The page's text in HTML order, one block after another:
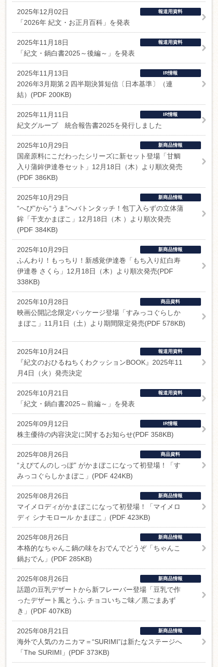
2025年12月02日 報道用資料
「2026年 紀文・お正月百科」を発表
2025年11月18日 報道用資料
「紀文・鍋白書2025～後編～」を発表
2025年11月13日 IR情報
2026年3月期第２四半期決算短信〔日本基準〕（連
結）(PDF 200KB)
2025年11月11日 IR情報
紀文グループ 統合報告書2025を発行しました
2025年10月29日 新商品情報
国産原料にこだわったシリーズに新セット登場「甘鯛
入り蒲鉾伊達巻セット」12月18日（木）より順次発売
(PDF 386KB)
2025年10月29日 新商品情報
“へび”から“うま”へバトンタッチ！包丁入らずの立体蒲
鉾「干支かまぼこ」12月18日（木 ）より順次発売
(PDF 384KB)
2025年10月29日 新商品情報
ふんわり！もっちり！新感覚伊達巻「もち入り紅白寿
伊達巻 さくら」12月18日（木）より順次発売(PDF
338KB)
2025年10月28日 商品資料
映画公開記念限定パッケージ登場「すみっコぐらしか
まぼこ」11月1日（土）より期間限定発売(PDF 578KB)
2025年10月24日 報道用資料
『紀文のおひるねちくわクッションBOOK』2025年11
月4日（火）発売決定
2025年10月21日 報道用資料
「紀文・鍋白書2025～前編～」を発表
2025年09月12日 IR情報
株主優待の内容決定に関するお知らせ(PDF 358KB)
2025年08月26日 商品資料
“えびてんのしっぽ” がかまぼこになって初登場！「す
みっコぐらしかまぼこ」(PDF 424KB)
2025年08月26日 新商品情報
マイメロディがかまぼこになって初登場！「マイメロ
ディ シナモロール かまぼこ」(PDF 423KB)
2025年08月26日 新商品情報
本格的なちゃんこ鍋の味をおでんでどうぞ「ちゃんこ
鍋おでん」(PDF 285KB)
2025年08月26日 新商品情報
話題の豆乳デザートから新フレーバー登場「豆乳で作
ったデザート風とうふ チョコいちご味／黒ごまあず
き」(PDF 407KB)
2025年08月21日 新商品情報
海外で人気のカニカマ＝“SURIMI”は新たなステージへ
「The SURIMI」(PDF 373KB)